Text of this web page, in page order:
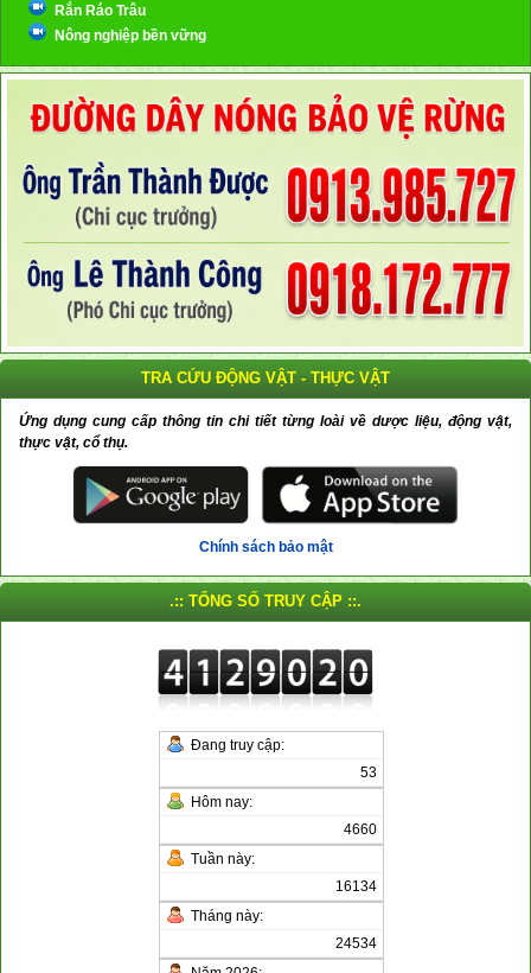
Rắn Ráo Trâu
Nông nghiệp bền vững
TRA CỨU ĐỘNG VẬT - THỰC VẬT
Ứng dụng cung cấp thông tin chi tiết từng loài về dược liệu, động vật,
thực vật, cổ thụ.
Chính sách bảo mật
.:: TỔNG SỐ TRUY CẬP ::.
Đang truy cập:
53
Hôm nay:
4660
Tuần này:
16134
Tháng này:
24534